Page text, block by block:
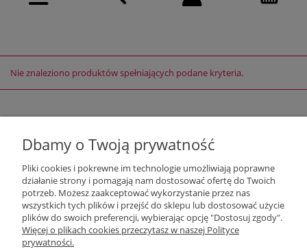
Nie znaleziono produktów spełniających podane kryteria.
Moje konto
Dbamy o Twoją prywatność
Pliki cookies i pokrewne im technologie umożliwiają poprawne
działanie strony i pomagają nam dostosować ofertę do Twoich
potrzeb. Możesz zaakceptować wykorzystanie przez nas
wszystkich tych plików i przejść do sklepu lub dostosować użycie
plików do swoich preferencji, wybierając opcję "Dostosuj zgody".
Więcej o plikach cookies przeczytasz w naszej Polityce
prywatności.